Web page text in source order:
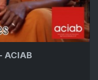
ACIAB